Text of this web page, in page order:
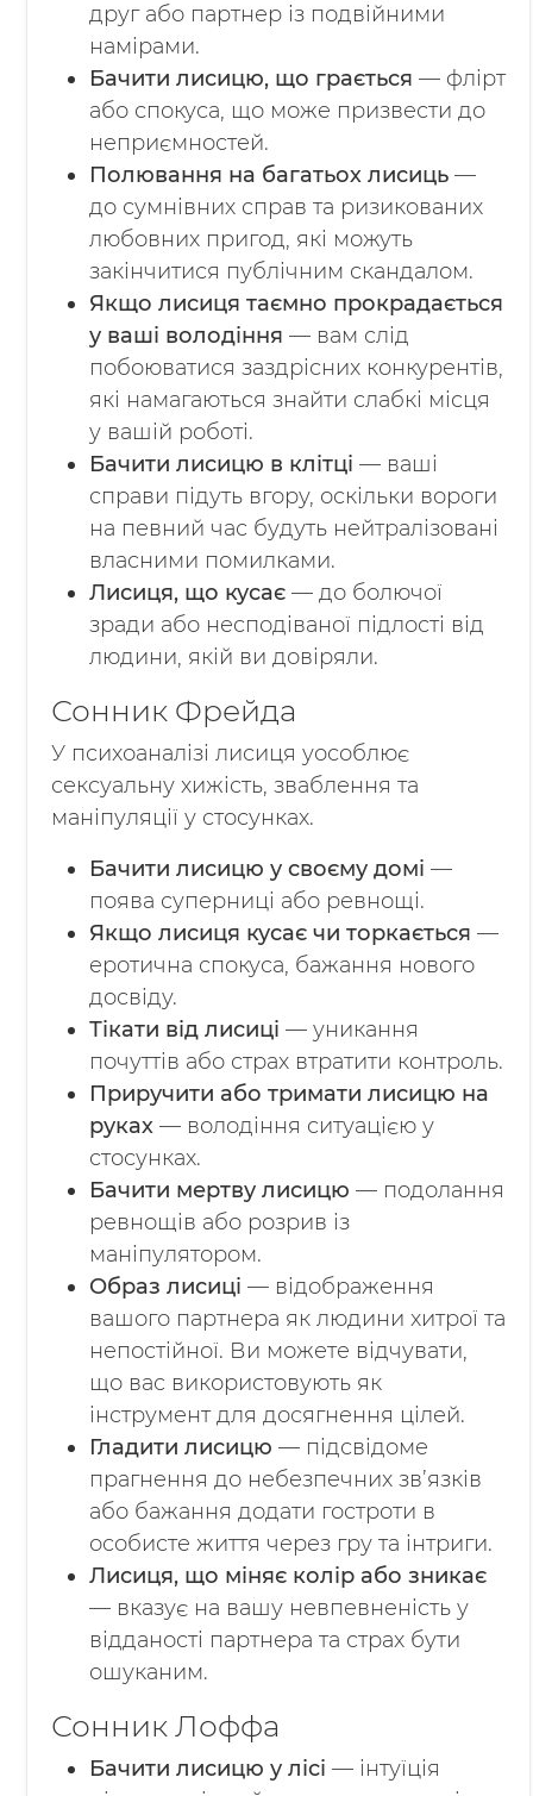
друг або партнер із подвійними
намірами.
Бачити лисицю, що грається — флірт
або спокуса, що може призвести до
неприємностей.
Полювання на багатьох лисиць —
до сумнівних справ та ризикованих
любовних пригод, які можуть
закінчитися публічним скандалом.
Якщо лисиця таємно прокрадається
у ваші володіння — вам слід
побоюватися заздрісних конкурентів,
які намагаються знайти слабкі місця
у вашій роботі.
Бачити лисицю в клітці — ваші
справи підуть вгору, оскільки вороги
на певний час будуть нейтралізовані
власними помилками.
Лисиця, що кусає — до болючої
зради або несподіваної підлості від
людини, якій ви довіряли.
Сонник Фрейда
У психоаналізі лисиця уособлює
сексуальну хижість, зваблення та
маніпуляції у стосунках.
Бачити лисицю у своєму домі —
поява суперниці або ревнощі.
Якщо лисиця кусає чи торкається —
еротична спокуса, бажання нового
досвіду.
Тікати від лисиці — уникання
почуттів або страх втратити контроль.
Приручити або тримати лисицю на
руках — володіння ситуацією у
стосунках.
Бачити мертву лисицю — подолання
ревнощів або розрив із
маніпулятором.
Образ лисиці — відображення
вашого партнера як людини хитрої та
непостійної. Ви можете відчувати,
що вас використовують як
інструмент для досягнення цілей.
Гладити лисицю — підсвідоме
прагнення до небезпечних зв’язків
або бажання додати гостроти в
особисте життя через гру та інтриги.
Лисиця, що міняє колір або зникає
— вказує на вашу невпевненість у
відданості партнера та страх бути
ошуканим.
Сонник Лоффа
Бачити лисицю у лісі — інтуїція